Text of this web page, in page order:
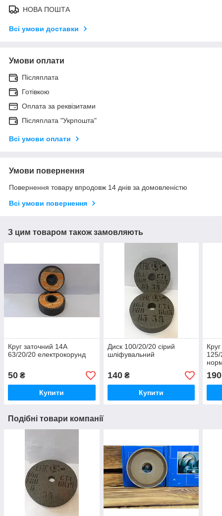
НОВА ПОШТА
Всі умови доставки
Умови оплати
Післяплата
Готівкою
Оплата за реквізитами
Післяплата "Укрпошта"
Всі умови оплати
Умови повернення
Повернення товару впродовж 14 днів за домовленістю
Всі умови повернення
З цим товаром також замовляють
Круг заточний 14А
63/20/20 електрокорунд
50 ₴
Купити
Диск 100/20/20 сірий
шліфувальний
140₴
Купити
125/
190
Подібні товари компанії